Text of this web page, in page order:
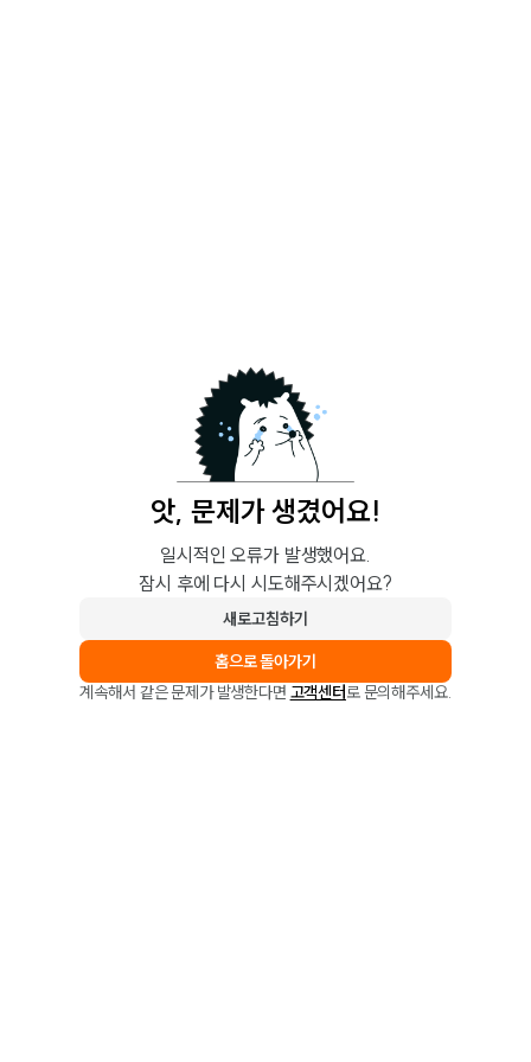
앗, 문제가 생겼어요!
일시적인 오류가 발생했어요.
잠시 후에 다시 시도해주시겠어요?
새로고침하기
홈으로 돌아가기
계속해서 같은 문제가 발생한다면 고객센터로 문의해주세요.